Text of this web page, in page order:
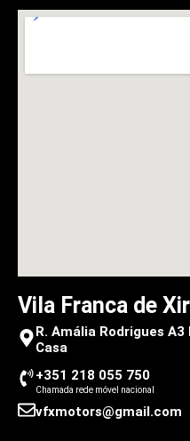
Vila Franca de Xira
Casa